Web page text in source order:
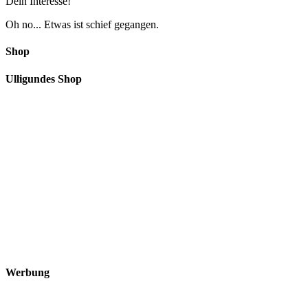
Oh no... Etwas ist schief gegangen.
Shop
Ulligundes Shop
Werbung